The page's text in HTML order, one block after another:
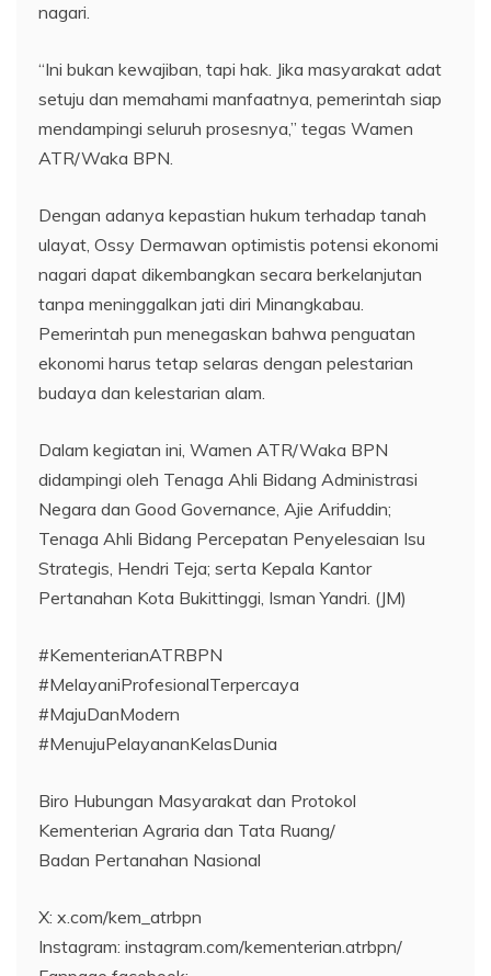
nagari.
“Ini bukan kewajiban, tapi hak. Jika masyarakat adat
setuju dan memahami manfaatnya, pemerintah siap
mendampingi seluruh prosesnya,” tegas Wamen
ATR/Waka BPN.
Dengan adanya kepastian hukum terhadap tanah
ulayat, Ossy Dermawan optimistis potensi ekonomi
nagari dapat dikembangkan secara berkelanjutan
tanpa meninggalkan jati diri Minangkabau.
Pemerintah pun menegaskan bahwa penguatan
ekonomi harus tetap selaras dengan pelestarian
budaya dan kelestarian alam.
Dalam kegiatan ini, Wamen ATR/Waka BPN
didampingi oleh Tenaga Ahli Bidang Administrasi
Negara dan Good Governance, Ajie Arifuddin;
Tenaga Ahli Bidang Percepatan Penyelesaian Isu
Strategis, Hendri Teja; serta Kepala Kantor
Pertanahan Kota Bukittinggi, Isman Yandri. (JM)
#KementerianATRBPN
#MelayaniProfesionalTerpercaya
#MajuDanModern
#MenujuPelayananKelasDunia
Biro Hubungan Masyarakat dan Protokol
Kementerian Agraria dan Tata Ruang/
Badan Pertanahan Nasional
X: x.com/kem_atrbpn
Instagram: instagram.com/kementerian.atrbpn/